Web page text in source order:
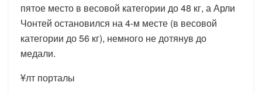
пятое место в весовой категории до 48 кг, а Арли
Чонтей остановился на 4-м месте (в весовой
категории до 56 кг), немного не дотянув до
медали.
Ұлт порталы